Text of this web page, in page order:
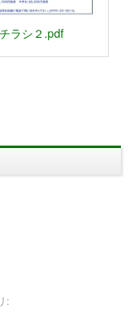
チラシ２.pdf
: